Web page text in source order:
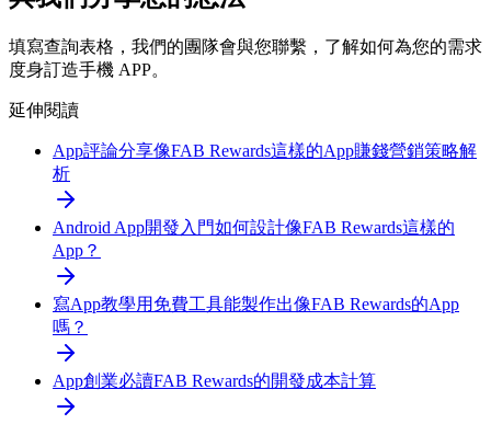
填寫查詢表格，我們的團隊會與您聯繫，了解如何為您的需求
度身訂造手機 APP。
延伸閱讀
App評論分享像FAB Rewards這樣的App賺錢營銷策略解
析
Android App開發入門如何設計像FAB Rewards這樣的
App？
寫App教學用免費工具能製作出像FAB Rewards的App
嗎？
App創業必讀FAB Rewards的開發成本計算